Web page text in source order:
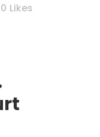
0 Likes